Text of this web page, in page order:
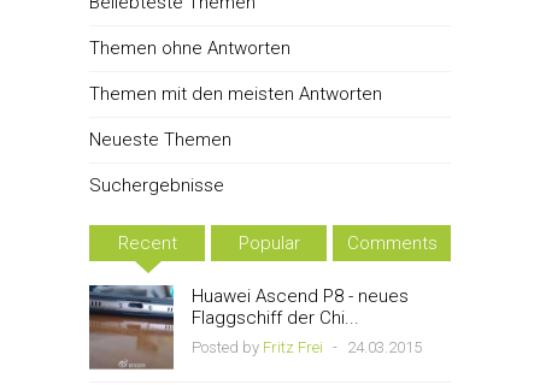
Themen ohne Antworten
Themen mit den meisten Antworten
Neueste Themen
Suchergebnisse
Recent Popular Comments
Huawei Ascend P8 - neues
Flaggschiff der Chi...
Posted by Fritz Frei - 24.03.2015